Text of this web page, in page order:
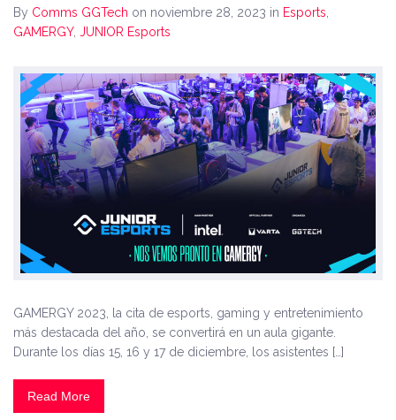
By Comms GGTech on noviembre 28, 2023 in Esports,
GAMERGY, JUNIOR Esports
GAMERGY 2023, la cita de esports, gaming y entretenimiento
más destacada del año, se convertirá en un aula gigante.
Durante los días 15, 16 y 17 de diciembre, los asistentes […]
Read More